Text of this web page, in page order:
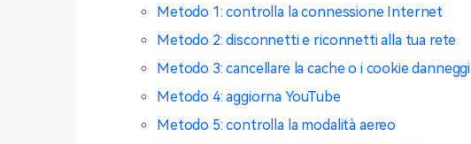
Metodo 1: controlla la connessione Internet
Metodo 2: disconnetti e riconnetti alla tua rete
Metodo 3: cancellare la cache o i cookie
Metodo 4: aggiorna YouTube
Metodo 5: controlla la modalità aereo